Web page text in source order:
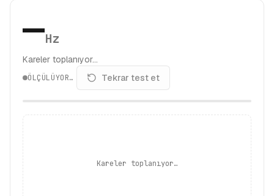
—Hz
Kareler toplanıyor…
ÖLÇÜLÜYOR… Tekrar test et
Kareler toplanıyor…